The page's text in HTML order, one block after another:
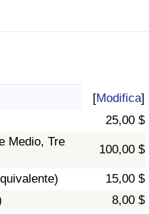
[Modifica]
25,00 $
Medio, Tre
100,00 $
15,00 $
8,00 $
Nazione
Paese